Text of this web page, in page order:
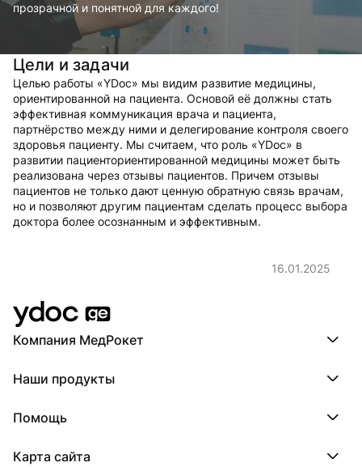
прозрачной и понятной для каждого!
Цели и задачи
Целью работы «YDoc» мы видим развитие медицины,
ориентированной на пациента. Основой её должны стать
эффективная коммуникация врача и пациента,
партнёрство между ними и делегирование контроля своего
здоровья пациенту. Мы считаем, что роль «YDoc» в
развитии пациенториентированной медицины может быть
реализована через отзывы пациентов. Причем отзывы
пациентов не только дают ценную обратную связь врачам,
но и позволяют другим пациентам сделать процесс выбора
доктора более осознанным и эффективным.
16.01.2025
Компания МедРокет
О YDoc
Наши продукты
ПроТаблетки
МедТочка
Помощь
Регистрация врача
Карта сайта